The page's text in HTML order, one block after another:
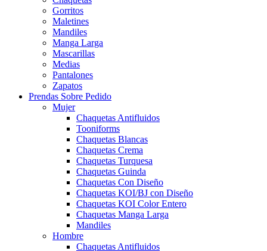
Gorritos
Maletines
Mandiles
Manga Larga
Mascarillas
Medias
Pantalones
Zapatos
Prendas Sobre Pedido
Mujer
Chaquetas Antifluidos
Tooniforms
Chaquetas Blancas
Chaquetas Crema
Chaquetas Turquesa
Chaquetas Guinda
Chaquetas Con Diseño
Chaquetas KOI/BJ con Diseño
Chaquetas KOI Color Entero
Chaquetas Manga Larga
Mandiles
Hombre
Chaquetas Antifluidos